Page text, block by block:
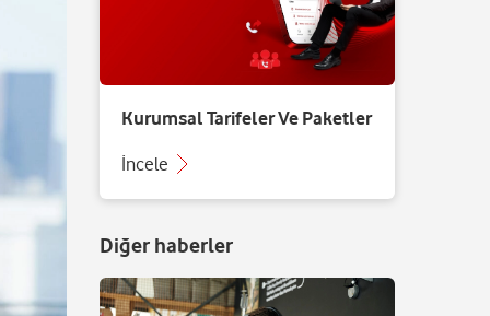
Kurumsal Tarifeler Ve Paketler
İncele
Diğer haberler